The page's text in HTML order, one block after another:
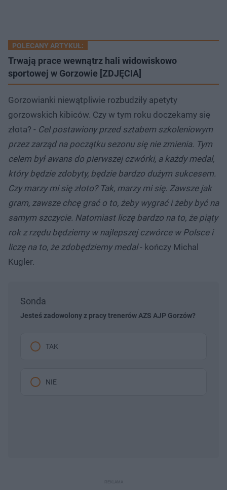
POLECANY ARTYKUŁ:
Trwają prace wewnątrz hali widowiskowo
sportowej w Gorzowie [ZDJĘCIA]
Gorzowianki niewątpliwie rozbudziły apetyty
gorzowskich kibiców. Czy w tym roku doczekamy się
złota? - Cel postawiony przed sztabem szkoleniowym
przez zarząd na początku sezonu się nie zmienia. Tym
celem był awans do pierwszej czwórki, a każdy medal,
który będzie zdobyty, będzie bardzo dużym sukcesem.
Czy marzy mi się złoto? Tak, marzy mi się. Zawsze jak
gram, zawsze chcę grać o to, żeby wygrać i żeby być na
samym szczycie. Natomiast liczę bardzo na to, że piąty
rok z rzędu będziemy w najlepszej czwórce w Polsce i
liczę na to, że zdobędziemy medal- kończy Michal
Kugler.
Sonda
Jesteś zadowolony z pracy trenerów AZS AJP Gorzów?
TAK
NIE